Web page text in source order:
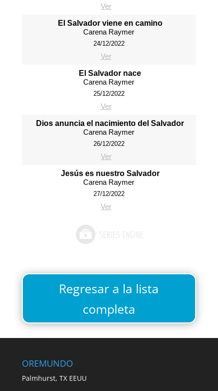
Ver
El Salvador viene en camino
Carena Raymer
24/12/2022
Ver
El Salvador nace
Carena Raymer
25/12/2022
Ver
Dios anuncia el nacimiento del Salvador
Carena Raymer
26/12/2022
Ver
Jesús es nuestro Salvador
Carena Raymer
27/12/2022
Ver
Regresar a la lista
completa
OREMUNDO
Palmhurst, TX EEUU